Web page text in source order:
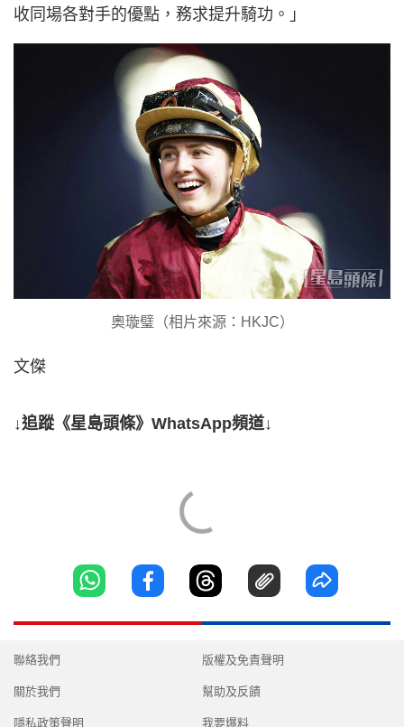
收同場各對手的優點，務求提升騎功。」
奧璇璧（相片來源：HKJC）
文傑
↓追蹤《星島頭條》WhatsApp頻道↓
聯絡我們
關於我們
隱私政策聲明
版權及免責聲明
幫助及反饋
我要爆料